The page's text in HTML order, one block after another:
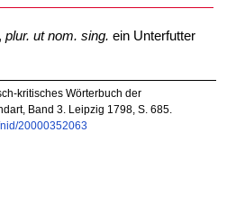
plur. ut nom. sing. ein Unterfutter
kritisches Wörterbuch der
Band 3. Leipzig 1798, S. 685.
20000352063